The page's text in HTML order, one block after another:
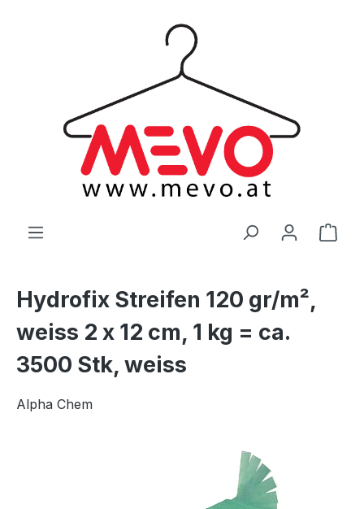
Hydrofix Streifen 120 gr/m²,
weiss 2 x 12 cm, 1 kg = ca.
3500 Stk, weiss
Alpha Chem